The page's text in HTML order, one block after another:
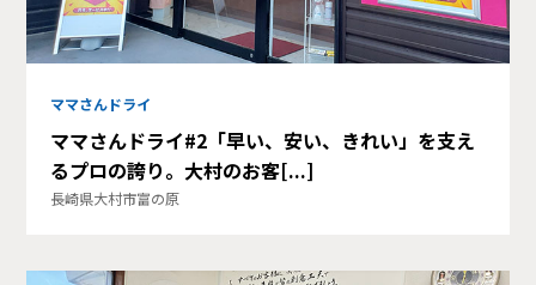
ママさんドライ
ママさんドライ#2「早い、安い、きれい」を支え
るプロの誇り。大村のお客[...]
長崎県大村市富の原